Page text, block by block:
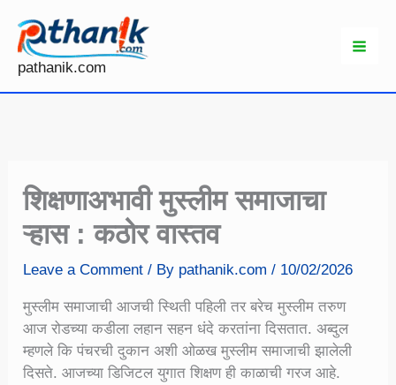
content
pathanik.com
शिक्षणाअभावी मुस्लीम समाजाचा
ऱ्हास : कठोर वास्तव
Leave a Comment / By pathanik.com/ 10/02/2026
मुस्लीम समाजाची आजची स्थिती पहिली तर बरेच मुस्लीम तरुण
आज रोडच्या कडीला लहान सहन धंदे करतांना दिसतात. अब्दुल
म्हणले कि पंचरची दुकान अशी ओळख मुस्लीम समाजाची झालेली
दिसते. आजच्या डिजिटल युगात शिक्षण ही काळाची गरज आहे.